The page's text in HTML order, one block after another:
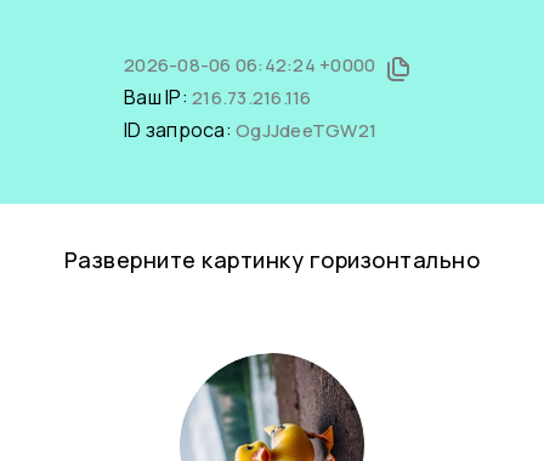
2026-08-06 06:42:24 +0000
Ваш IP: 216.73.216.116
ID запроса: OgJJdeeTGW21
Разверните картинку горизонтально